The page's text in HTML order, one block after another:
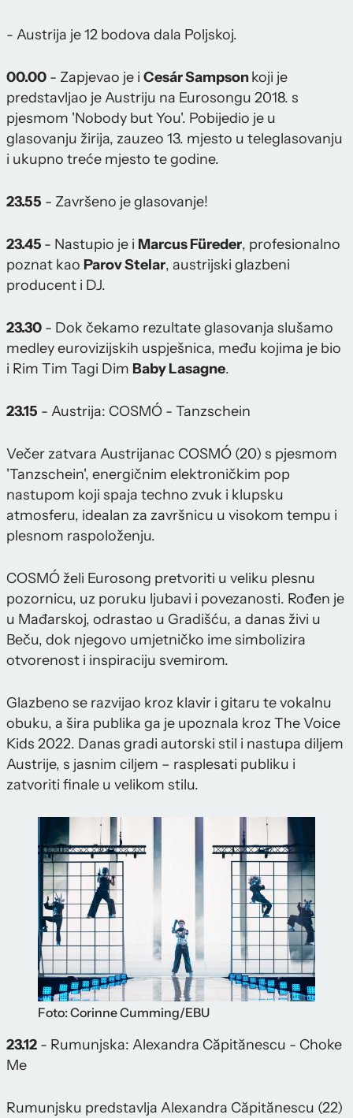
- Austrija je 12 bodova dala Poljskoj.
00.00 - Zapjevao je i Cesár Sampsonkoji je
predstavljao je Austriju na Eurosongu 2018. s
pjesmom 'Nobody but You'. Pobijedio je u
glasovanju žirija, zauzeo 13. mjesto u teleglasovanju
i ukupno treće mjesto te godine.
23.55 - Završeno je glasovanje!
23.45 - Nastupio je i Marcus Füreder, profesionalno
poznat kao Parov Stelar, austrijski glazbeni
producent i DJ.
23.30 - Dok čekamo rezultate glasovanja slušamo
medley eurovizijskih uspješnica, među kojima je bio
i Rim Tim Tagi Dim Baby Lasagne.
23.15 - Austrija: COSMÓ - Tanzschein
Večer zatvara Austrijanac COSMÓ (20) s pjesmom
'Tanzschein', energičnim elektroničkim pop
nastupom koji spaja techno zvuk i klupsku
atmosferu, idealan za završnicu u visokom tempu i
plesnom raspoloženju.
COSMÓ želi Eurosong pretvoriti u veliku plesnu
pozornicu, uz poruku ljubavi i povezanosti. Rođen je
u Mađarskoj, odrastao u Gradišću, a danas živi u
Beču, dok njegovo umjetničko ime simbolizira
otvorenost i inspiraciju svemirom.
Glazbeno se razvijao kroz klavir i gitaru te vokalnu
obuku, a šira publika ga je upoznala kroz The Voice
Kids 2022. Danas gradi autorski stil i nastupa diljem
Austrije, s jasnim ciljem – rasplesati publiku i
zatvoriti finale u velikom stilu.
Foto: Corinne Cumming/EBU
23.12 - Rumunjska: Alexandra Căpitănescu - Choke
Me
Rumunjsku predstavlja Alexandra Căpitănescu (22)